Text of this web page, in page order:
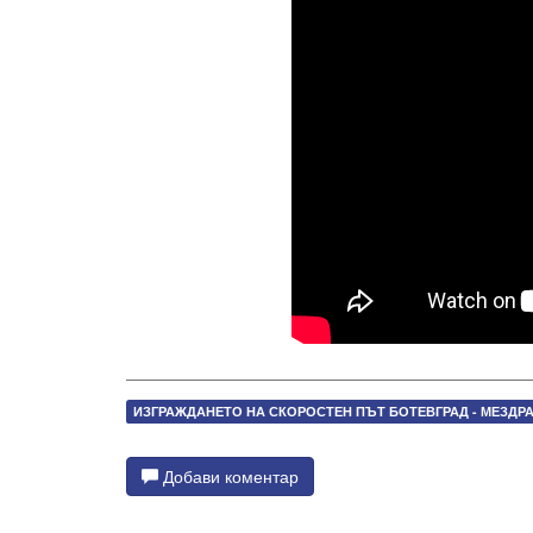
ИЗГРАЖДАНЕТО НА СКОРОСТЕН ПЪТ БОТЕВГРАД - МЕЗДРА
Добави коментар